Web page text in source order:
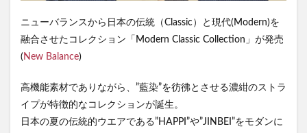
ニューバランスから日本の伝統（Classic）と現代(Modern)を
融合させたコレクション「Modern Classic Collection」が発売
( New Balance)
高機能素材でありながら、”藍染”を彷彿とさせる濃紺のストラ
イプが特徴的なコレクションが誕生。
日本の夏の伝統的ウエアである”HAPPI”や”JINBEI”をモダンに